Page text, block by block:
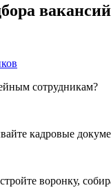
вакансий
сотрудникам?
кадровые
воронку,